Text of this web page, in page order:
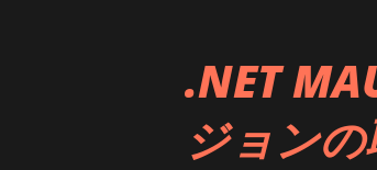
明動画です 取説動
車のウインカーな
.NET
ジョン